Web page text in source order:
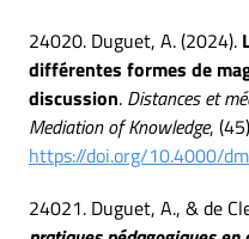
24020. Duguet, A. (2024).
différentes formes de
discussion. Distances et
Mediation of Knowledge,
https://doi.org/10.4000/
24021. Duguet, A., & de